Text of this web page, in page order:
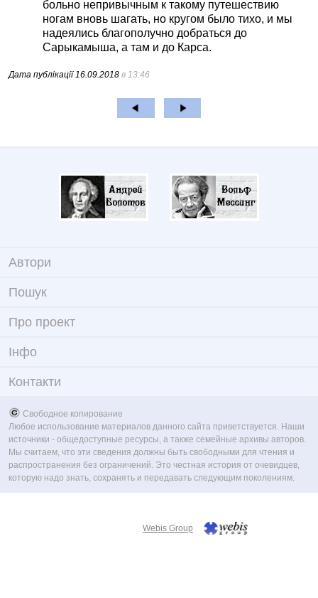
больно непривычным к такому путешествию
ногам вновь шагать, но кругом было тихо, и мы
надеялись благополучно добраться до
Сарыкамыша, а там и до Карса.
Дата публікації16.09.2018 в 13:46
Автори
Пошук
Про проект
Iнфо
Контакти
Свободное копирование
Любое использование материалов данного сайта приветствуется. Наши
источники - общедоступные ресурсы, а также семейные архивы авторов.
Мы считаем, что эти сведения должны быть свободными для чтения и
распространения без ограничений. Это честная история от очевидцев,
которую надо знать, сохранять и передавать следующим поколениям.
Webis Group